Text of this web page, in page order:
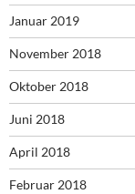
Januar 2019
November 2018
Oktober 2018
Juni 2018
April 2018
Februar 2018